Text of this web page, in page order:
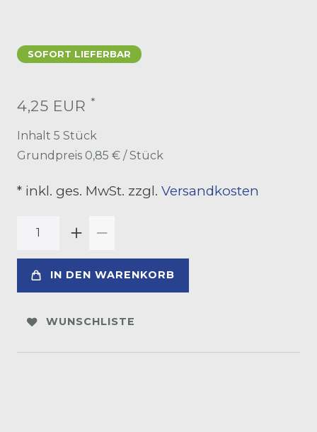
SOFORT LIEFERBAR
4,25 EUR *
Inhalt 5 Stück
Grundpreis 0,85 € / Stück
* inkl. ges. MwSt. zzgl. Versandkosten
IN DEN WARENKORB
WUNSCHLISTE